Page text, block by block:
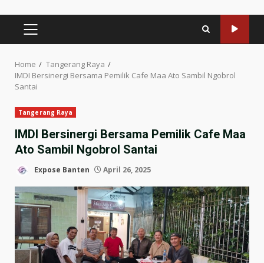
PRIMARY
MENU
Home
Tangerang Raya
IMDI Bersinergi Bersama Pemilik Cafe Maa Ato Sambil Ngobrol
Santai
Tangerang Raya
IMDI Bersinergi Bersama Pemilik Cafe Maa
Ato Sambil Ngobrol Santai
Expose Banten April 26, 2025